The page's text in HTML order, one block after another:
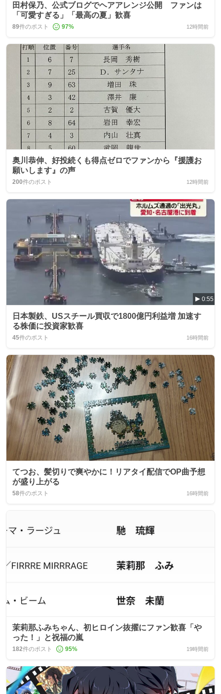
田村保乃、公式ブログでヘアアレンジ公開 ファンは
「可愛すぎる」「最高の夏」歓喜
89件のポスト 97% 12時間前
奥川恭伸、好投続くも得点ゼロでファンから『援護お
願いします』の声
200件のポスト 12時間前
0:55
日本製鉄、USスチール買収で1800億円利益増 加速す
る株価に投資家歓喜
45件のポスト 16時間前
てつお、髪切りで爽やかに！リアタイ配信でOP曲予想
が盛り上がる
58件のポスト 16時間前
茉莉那ふみちゃん、初ヒロイン抜擢にファン歓喜「や
った！」と祝福の嵐
182件のポスト 95% 19時間前